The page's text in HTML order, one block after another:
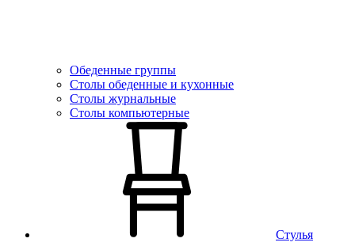
Обеденные группы
Столы обеденные и кухонные
Столы журнальные
Столы компьютерные
Стулья